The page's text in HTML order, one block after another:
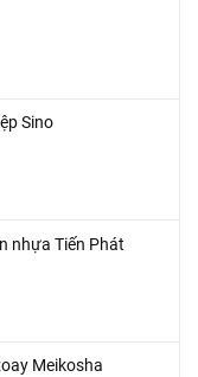
Sino
nhựa Tiến Phát
Meikosha